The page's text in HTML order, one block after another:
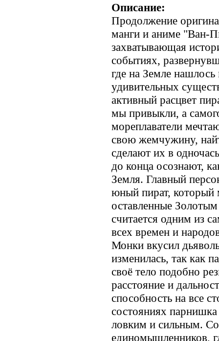
Описание:
Продолжение
манги и аниме "Ван-
захватывающая
событиях,
где на Земле
удивительных
активный расцвет
мы привыкли, а
мореплаватели
свою жемчужину,
сделают их в
до конца осознают,
Земля. Главный
юный пират, который
оставленные
считается одним из
всех времен и
Монки вкусил
изменилась, так как
своё тело подобно
расстояние и
способность на все
состояниях
ловким и сильным.
единомышленников,